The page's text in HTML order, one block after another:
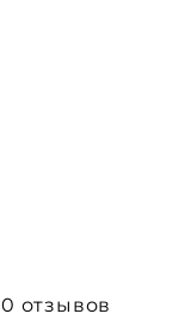
0 отзывов